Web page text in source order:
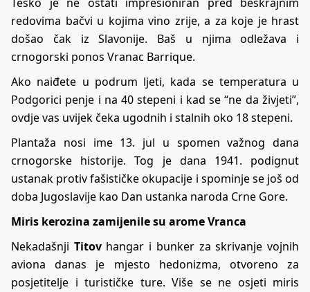
redovima bačvi u kojima vino zrije, a za koje je hrast
došao čak iz Slavonije. Baš u njima odležava i
crnogorski ponos Vranac Barrique.
Ako naiđete u podrum ljeti, kada se temperatura u
Podgorici penje i na 40 stepeni i kad se “ne da živjeti”,
ovdje vas uvijek čeka ugodnih i stalnih oko 18 stepeni.
Plantaža nosi ime 13. jul u spomen važnog dana
crnogorske historije. Tog je dana 1941. podignut
ustanak protiv fašističke okupacije i spominje se još od
doba Jugoslavije kao Dan ustanka naroda Crne Gore.
Miris kerozina zamijenile su arome Vranca
Nekadašnji Titovhangar i bunker za skrivanje vojnih
aviona danas je mjesto hedonizma, otvoreno za
posjetitelje i turističke ture. Više se ne osjeti miris